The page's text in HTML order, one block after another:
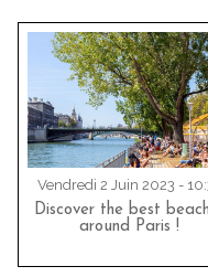
Vendredi 2 Juin 2023 -
Discover the best
around Paris !